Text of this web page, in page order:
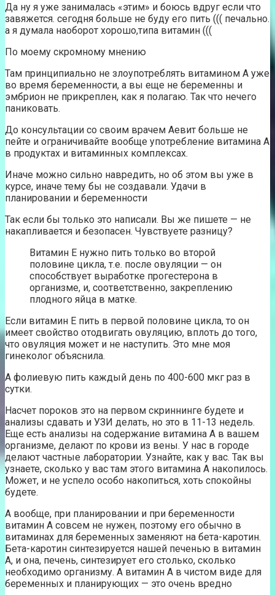
Да ну я уже занималась «этим» и боюсь вдруг если что
завяжется. сегодня больше не буду его пить ((( печально.
а я думала наоборот хорошо,типа витамин (((
По моему скромному мнению
Там принципиально не злоупотреблять витамином А уже
во время беременности, а вы еще не беременны и
эмбрион не прикреплен, как я полагаю. Так что нечего
паниковать.
До консультации со своим врачем Аевит больше не
пейте и ограничивайте вообще употребление витамина А
в продуктах и витаминных комплексах.
Иначе можно сильно навредить, но об этом вы уже в
курсе, иначе тему бы не создавали. Удачи в
планировании и беременности
Так если бы только это написали. Вы же пишете — не
накапливается и безопасен. Чувствуете разницу?
Витамин Е нужно пить только во второй
половине цикла, т.е. после овуляции — он
способствует выработке прогестерона в
организме, и, соответственно, закреплению
плодного яйца в матке.
Если витамин Е пить в первой половине цикла, то он
имеет свойство отодвигать овуляцию, вплоть до того,
что овуляция может и не наступить. Это мне моя
гинеколог объяснила.
А фолиевую пить каждый день по 400-600 мкг раз в
сутки.
Насчет пороков это на первом скриннинге будете и
анализы сдавать и УЗИ делать, но это в 11-13 недель.
Еще есть анализы на содержание витамина А в вашем
организме, делают по крови из вены. У нас в городе
делают частные лаборатории. Узнайте, как у вас. Так вы
узнаете, сколько у вас там этого витамина А накопилось.
Может, и не успело особо накопиться, хоть спокойны
будете.
А вообще, при планировании и при беременности
витамин А совсем не нужен, поэтому его обычно в
витаминах для беременных заменяют на бета-каротин.
Бета-каротин синтезируется нашей печенью в витамин
А, и она, печень, синтезирует его столько, сколько
необходимо организму. А витамин А в чистом виде для
беременных и планирующих — это очень вредно